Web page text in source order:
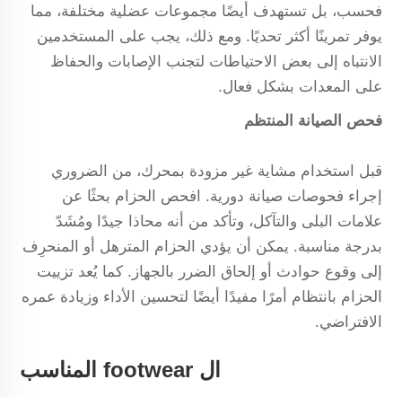
فحسب، بل تستهدف أيضًا مجموعات عضلية مختلفة، مما
يوفر تمرينًا أكثر تحديًا. ومع ذلك، يجب على المستخدمين
الانتباه إلى بعض الاحتياطات لتجنب الإصابات والحفاظ
على المعدات بشكل فعال.
فحص الصيانة المنتظم
قبل استخدام مشاية غير مزودة بمحرك، من الضروري
إجراء فحوصات صيانة دورية. افحص الحزام بحثًا عن
علامات البلى والتآكل، وتأكد من أنه محاذا جيدًا ومُشَدّ
بدرجة مناسبة. يمكن أن يؤدي الحزام المترهل أو المنحرِف
إلى وقوع حوادث أو إلحاق الضرر بالجهاز. كما يُعد تزييت
الحزام بانتظام أمرًا مفيدًا أيضًا لتحسين الأداء وزيادة عمره
الافتراضي.
ال footwear المناسب